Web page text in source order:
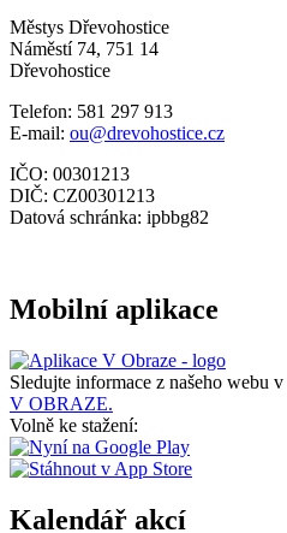
Městys Dřevohostice
Náměstí 74, 751 14
Dřevohostice
Telefon: 581 297 913
E-mail: ou@drevohostice.cz
IČO: 00301213
DIČ: CZ00301213
Datová schránka: ipbbg82
Mobilní aplikace
Sledujte informace z našeho webu v
V OBRAZE.
Volně ke stažení:
Kalendář akcí